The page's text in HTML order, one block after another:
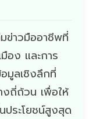
ข่าวมืออาชีพที่
อง และการ
มูลเชิงลึกที่
งถี่ถ้วน เพื่อให้
ประโยชน์สูงสุด